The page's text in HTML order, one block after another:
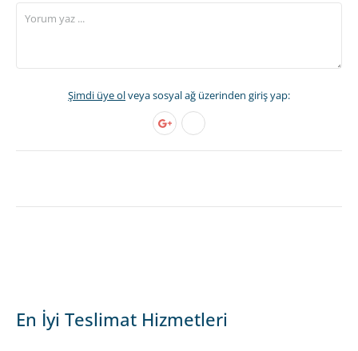
Şimdi üye olveya sosyal ağ üzerinden giriş yap:
En İyi Teslimat Hizmetleri